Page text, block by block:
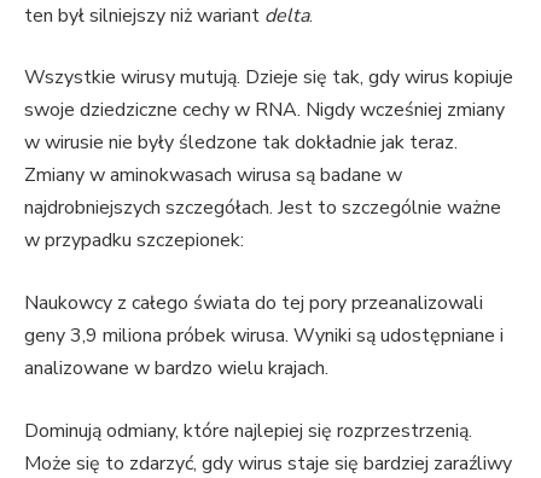
ten był silniejszy niż wariant delta.
Wszystkie wirusy mutują. Dzieje się tak, gdy wirus kopiuje
swoje dziedziczne cechy w RNA. Nigdy wcześniej zmiany
w wirusie nie były śledzone tak dokładnie jak teraz.
Zmiany w aminokwasach wirusa są badane w
najdrobniejszych szczegółach. Jest to szczególnie ważne
w przypadku szczepionek:
Naukowcy z całego świata do tej pory przeanalizowali
geny 3,9 miliona próbek wirusa. Wyniki są udostępniane i
analizowane w bardzo wielu krajach.
Dominują odmiany, które najlepiej się rozprzestrzenią.
Może się to zdarzyć, gdy wirus staje się bardziej zaraźliwy